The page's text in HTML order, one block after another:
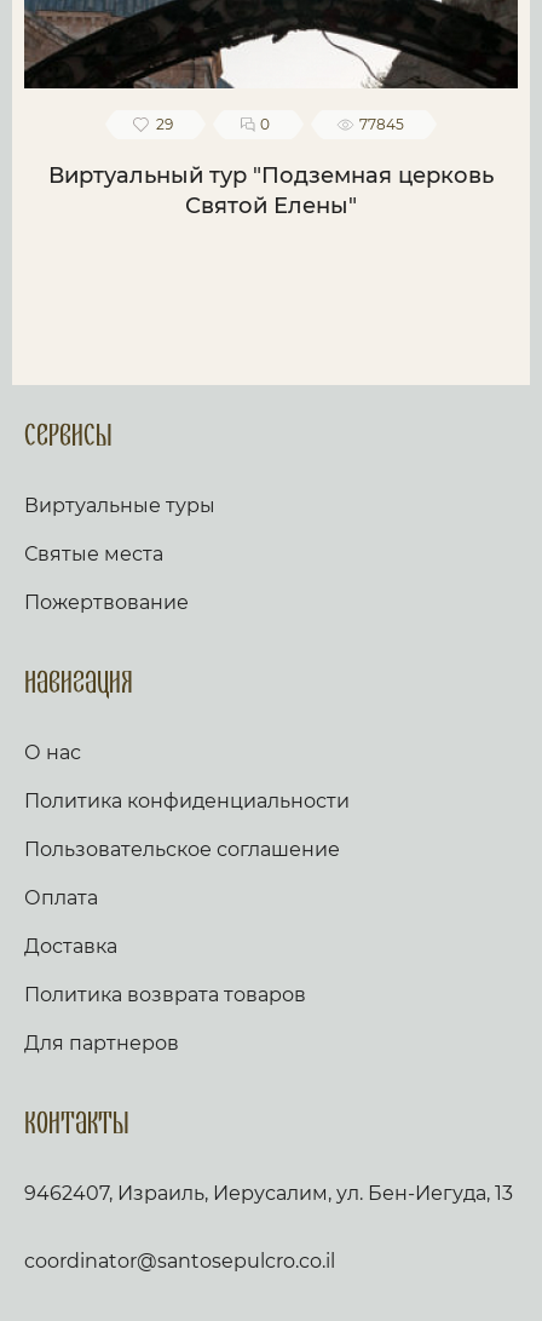
29 0 77845
Виртуальный тур "Подземная церковь
Святой Елены"
Сервисы
Виртуальные туры
Святые места
Пожертвование
Навигация
О нас
Политика конфиденциальности
Пользовательское соглашение
Оплата
Доставка
Политика возврата товаров
Для партнеров
Контакты
9462407, Израиль, Иерусалим, ул. Бен-Иегуда, 13
coordinator@santosepulcro.co.il